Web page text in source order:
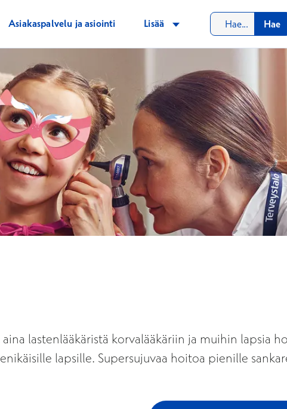
Asiakaspalvelu ja asiointi Lisää Hae
lastenlääkäristä korvalääkäriin ja muihin lapsia
lapsille. Supersujuvaa hoitoa pienille